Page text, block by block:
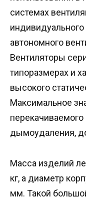
системах
автономного
Вентиляторы
типоразмерах и
высокого
Максимальное
дымоудаления,
Масса изделий
кг, а диаметр
мм. Такой